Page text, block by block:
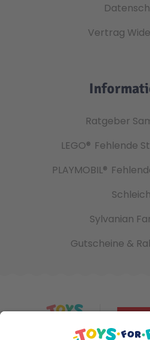
Vertrag
Ratgeber
LEGO® Fehlende
PLAYMOBIL®
Sylvanian
Gutscheine &